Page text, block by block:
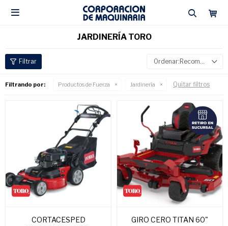

JARDINERÍA TORO
Recomendados
Filtrando por: Productos de Fuerza Jardinería Quitar filtros
CORTACESPED
GIRO CERO TITAN 60"